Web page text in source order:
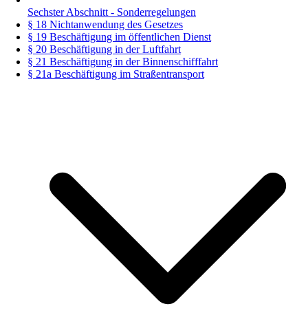
Sechster Abschnitt - Sonderregelungen
§ 18 Nichtanwendung des Gesetzes
§ 19 Beschäftigung im öffentlichen Dienst
§ 20 Beschäftigung in der Luftfahrt
§ 21 Beschäftigung in der Binnenschifffahrt
§ 21a Beschäftigung im Straßentransport